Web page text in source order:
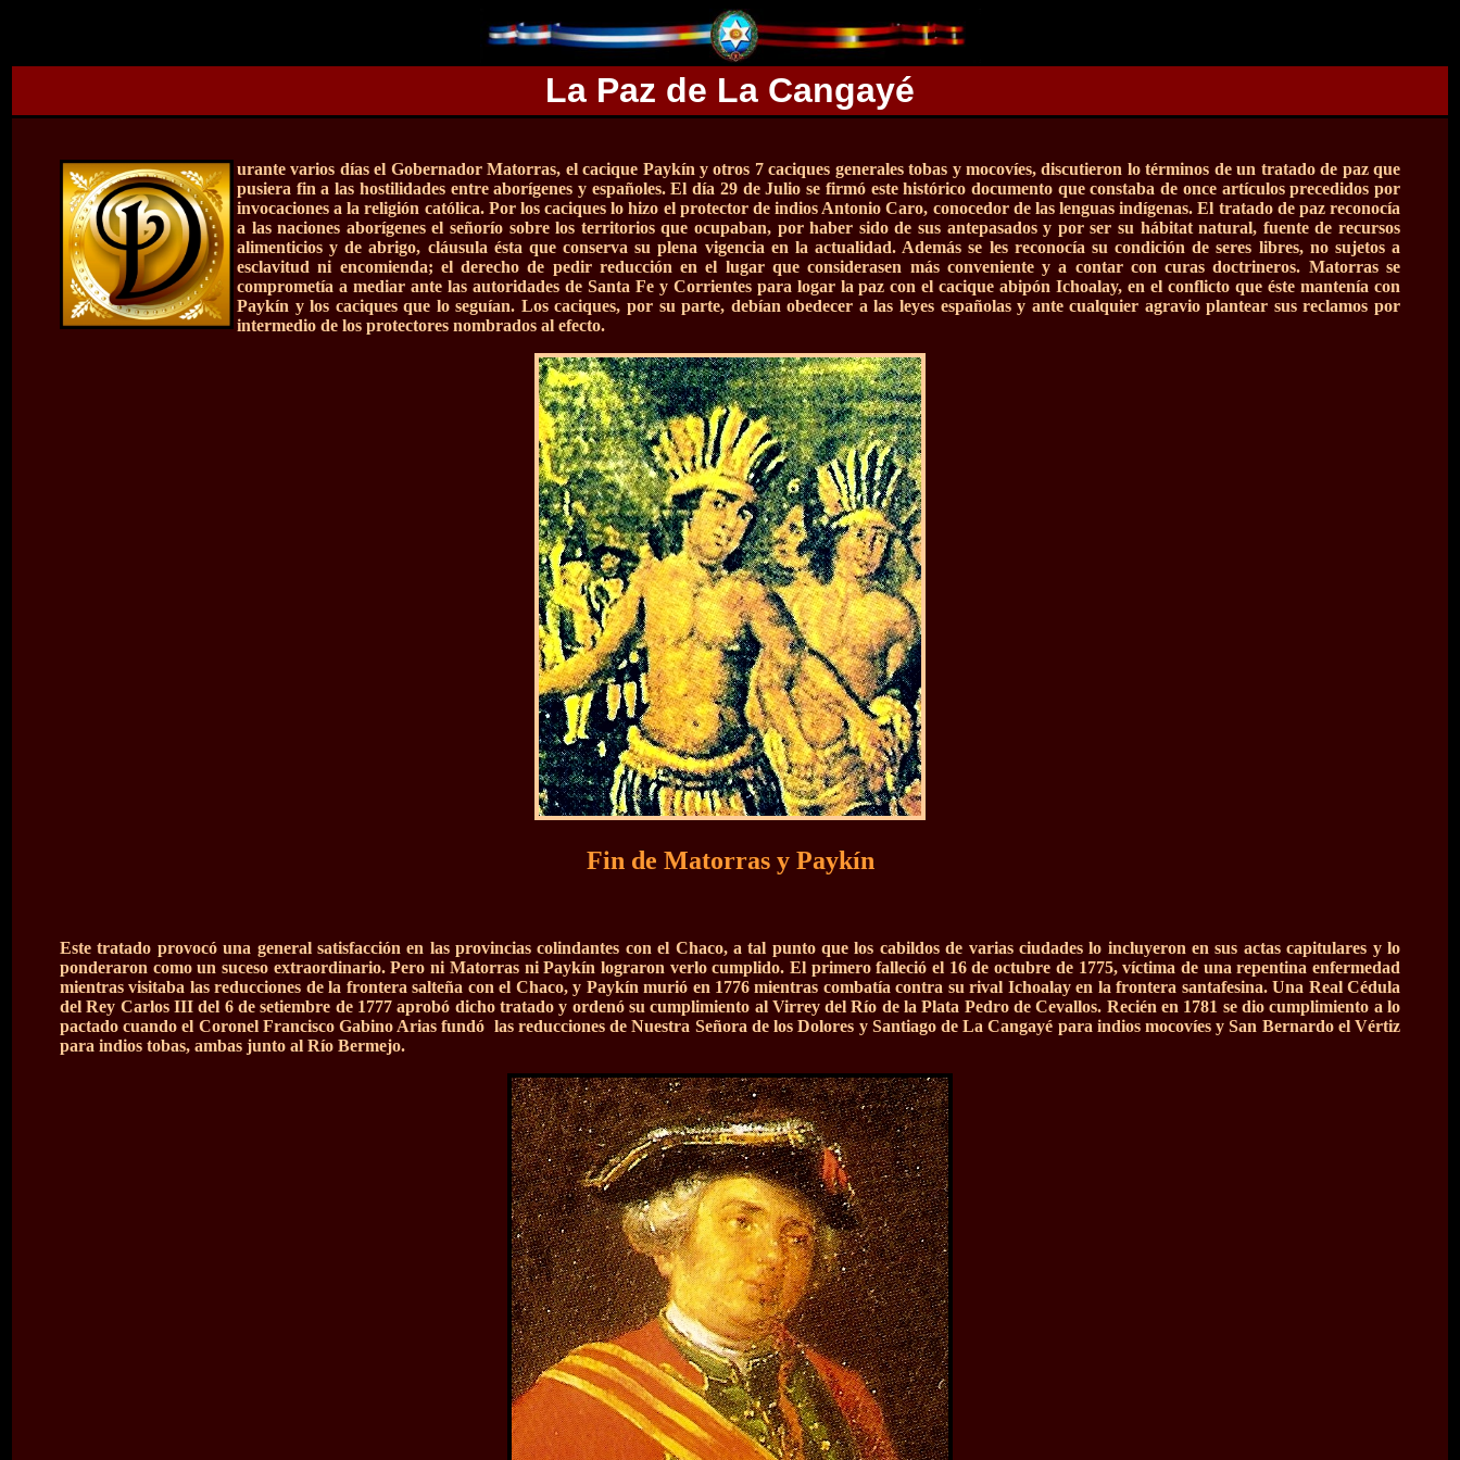
La Paz de La Cangayé
urante varios días el Gobernador Matorras, el cacique Paykín y otros 7 caciques generales tobas y mocovíes, discutieron lo términos de un tratado de paz que
pusiera fin a las hostilidades entre aborígenes y españoles. El día 29 de Julio se firmó este histórico documento que constaba de once artículos precedidos por
invocaciones a la religión católica. Por los caciques lo hizo el protector de indios Antonio Caro, conocedor de las lenguas indígenas. El tratado de paz reconocía
a las naciones aborígenes el señorío sobre los territorios que ocupaban, por haber sido de sus antepasados y por ser su hábitat natural, fuente de recursos
alimenticios y de abrigo, cláusula ésta que conserva su plena vigencia en la actualidad. Además se les reconocía su condición de seres libres, no sujetos a
esclavitud ni encomienda; el derecho de pedir reducción en el lugar que considerasen más conveniente y a contar con curas doctrineros. Matorras se
comprometía a mediar ante las autoridades de Santa Fe y Corrientes para logar la paz con el cacique abipón Ichoalay, en el conflicto que éste mantenía con
Paykín y los caciques que lo seguían. Los caciques, por su parte, debían obedecer a las leyes españolas y ante cualquier agravio plantear sus reclamos por
intermedio de los protectores nombrados al efecto.
Fin de Matorras y Paykín
Este tratado provocó una general satisfacción en las provincias colindantes con el Chaco, a tal punto que los cabildos de varias ciudades lo incluyeron en sus actas capitulares y lo
ponderaron como un suceso extraordinario. Pero ni Matorras ni Paykín lograron verlo cumplido. El primero falleció el 16 de octubre de 1775, víctima de una repentina enfermedad
mientras visitaba las reducciones de la frontera salteña con el Chaco, y Paykín murió en 1776 mientras combatía contra su rival Ichoalay en la frontera santafesina. Una Real Cédula
del Rey Carlos III del 6 de setiembre de 1777 aprobó dicho tratado y ordenó su cumplimiento al Virrey del Río de la Plata Pedro de Cevallos. Recién en 1781 se dio cumplimiento a lo
pactado cuando el Coronel Francisco Gabino Arias fundó las reducciones de Nuestra Señora de los Dolores y Santiago de La Cangayé para indios mocovíes y San Bernardo el Vértiz
para indios tobas, ambas junto al Río Bermejo.